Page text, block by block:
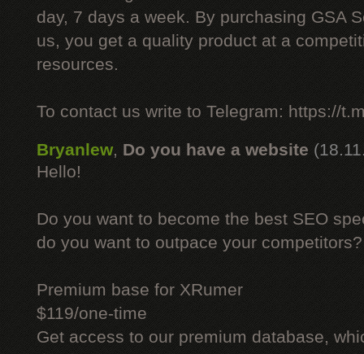
day, 7 days a week. By purchasing GSA
us, you get a quality product at a
resources.
To contact us write to Telegram: https://
Bryanlew, Do you have a website
Hello!
Do you want to become the best SEO
do you want to outpace your competitors?
Premium base for XRumer
$119/one-time
Get access to our premium database,